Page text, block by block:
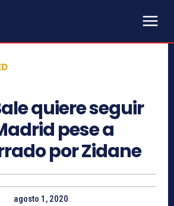
quiere seguir
pese a
por Zidane
agosto 1, 2020